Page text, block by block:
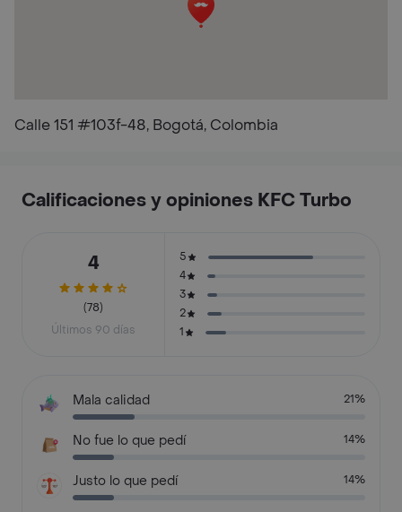
Calle 151 #103f-48, Bogotá, Colombia
Calificaciones y opiniones KFC Turbo
4
(78)
Últimos 90 días
5
4
3
2
1
Mala calidad 21%
No fue lo que pedí 14%
Justo lo que pedí 14%